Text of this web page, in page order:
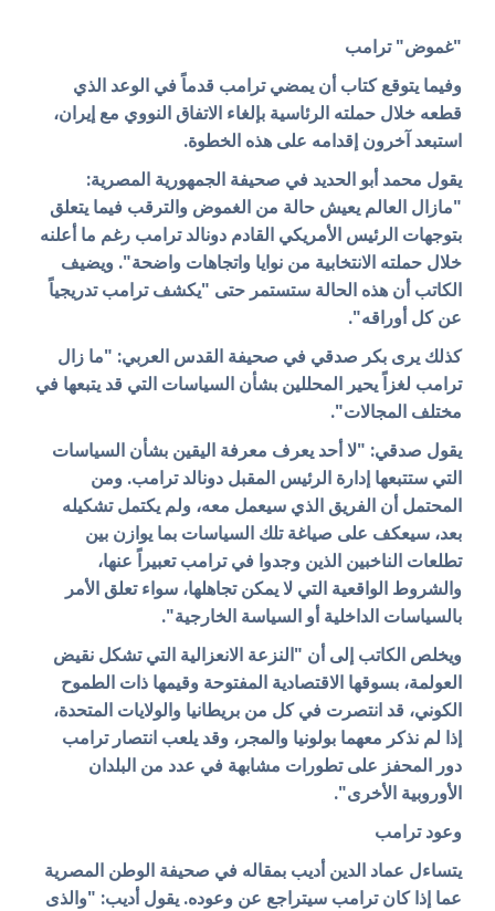
"غموض" ترامب
وفيما يتوقع كتاب أن يمضي ترامب قدماً في الوعد الذي
قطعه خلال حملته الرئاسية بإلغاء الاتفاق النووي مع إيران،
استبعد آخرون إقدامه على هذه الخطوة.
يقول محمد أبو الحديد في صحيفة الجمهورية المصرية:
"مازال العالم يعيش حالة من الغموض والترقب فيما يتعلق
بتوجهات الرئيس الأمريكي القادم دونالد ترامب رغم ما أعلنه
خلال حملته الانتخابية من نوايا واتجاهات واضحة". ويضيف
الكاتب أن هذه الحالة ستستمر حتى "يكشف ترامب تدريجياً
عن كل أوراقه".
كذلك يرى بكر صدقي في صحيفة القدس العربي: "ما زال
ترامب لغزاً يحير المحللين بشأن السياسات التي قد يتبعها في
مختلف المجالات".
يقول صدقي: "لا أحد يعرف معرفة اليقين بشأن السياسات
التي ستتبعها إدارة الرئيس المقبل دونالد ترامب. ومن
المحتمل أن الفريق الذي سيعمل معه، ولم يكتمل تشكيله
بعد، سيعكف على صياغة تلك السياسات بما يوازن بين
تطلعات الناخبين الذين وجدوا في ترامب تعبيراً عنها،
والشروط الواقعية التي لا يمكن تجاهلها، سواء تعلق الأمر
بالسياسات الداخلية أو السياسة الخارجية".
ويخلص الكاتب إلى أن "النزعة الانعزالية التي تشكل نقيض
العولمة، بسوقها الاقتصادية المفتوحة وقيمها ذات الطموح
الكوني، قد انتصرت في كل من بريطانيا والولايات المتحدة،
إذا لم نذكر معهما بولونيا والمجر، وقد يلعب انتصار ترامب
دور المحفز على تطورات مشابهة في عدد من البلدان
الأوروبية الأخرى".
وعود ترامب
يتساءل عماد الدين أديب بمقاله في صحيفة الوطن المصرية
عما إذا كان ترامب سيتراجع عن وعوده. يقول أديب: "والذى